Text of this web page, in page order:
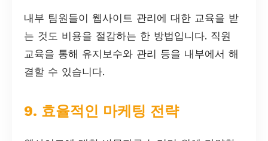
내부 팀원들이 웹사이트 관리에 대한 교육을 받
는 것도 비용을 절감하는 한 방법입니다. 직원
교육을 통해 유지보수와 관리 등을 내부에서 해
결할 수 있습니다.
9. 효율적인 마케팅 전략